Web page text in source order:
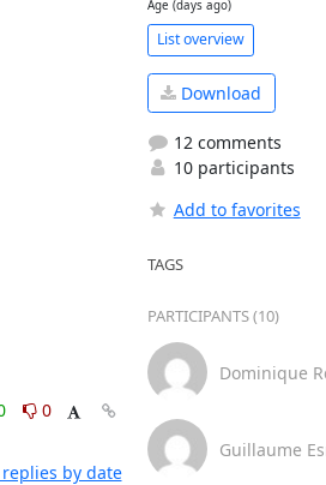
0
by date
Age (days ago)
List overview
Download
12 comments
10 participants
Add to favorites
TAGS
PARTICIPANTS (10)
Dominique
Guillaume